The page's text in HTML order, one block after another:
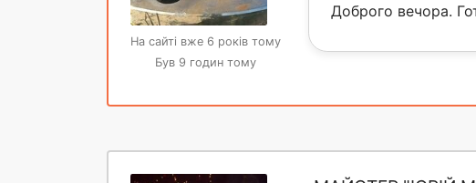
На сайті вже 6 років тому
Був 9 годин тому
Доброго вечора.